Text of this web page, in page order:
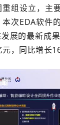
组设立，主
次EDA软件
展的最新成
，同比增长